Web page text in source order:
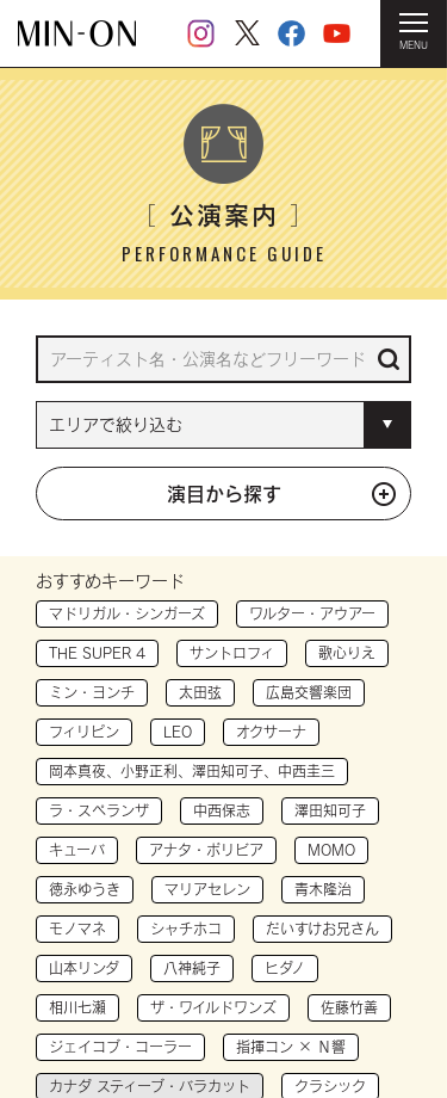
MENU
HOME ＞ 公演案内
［公演案内］
PERFORMANCE GUIDE
演目から探す
おすすめキーワード
マドリガル・シンガーズ ワルター・アウアー
THE SUPER 4 サントロフィ 歌心りえ
ミン・ヨンチ 太田弦 広島交響楽団
フィリピン LEO オクサーナ
岡本真夜、小野正利、澤田知可子、中西圭三
ラ・スペランザ 中西保志 澤田知可子
キューバ アナタ・ボリビア MOMO
徳永ゆうき マリアセレン 青木隆治
モノマネ シャチホコ だいすけお兄さん
山本リンダ 八神純子 ヒダノ
相川七瀬 ザ・ワイルドワンズ 佐藤竹善
ジェイコブ・コーラー 指揮コン × Ｎ響
カナダ スティーブ・バラカット クラシック